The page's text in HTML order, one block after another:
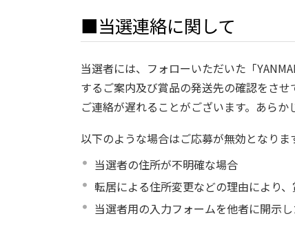
■当選連絡に関して
当選者には、フォローいただいた「
するご案内及び賞品の発送先の確認をさ
ご連絡が遅れることがございます。あらか
以下のような場合はご応募が無効となりま
当選者の住所が不明確な場合
転居による住所変更などの理由により
当選者用の入力フォームを他者に開示